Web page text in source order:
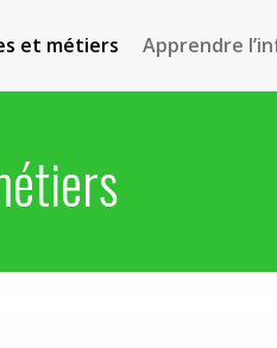
et métiers Apprendre